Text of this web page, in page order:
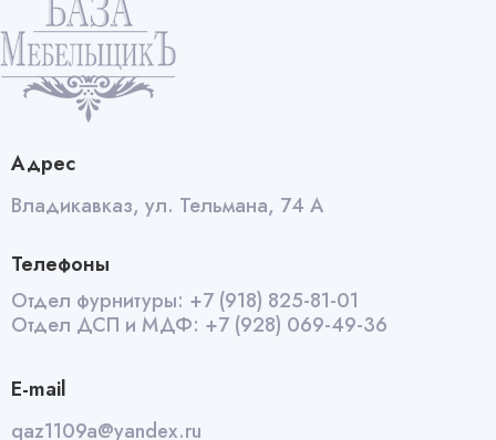
зеркала
черный
quantity
Адрес
Владикавказ, ул. Тельмана, 74 А
Телефоны
Отдел фурнитуры: +7 (918) 825-81-01
Отдел ДСП и МДФ: +7 (928) 069-49-36
E-mail
qaz1109a@yandex.ru